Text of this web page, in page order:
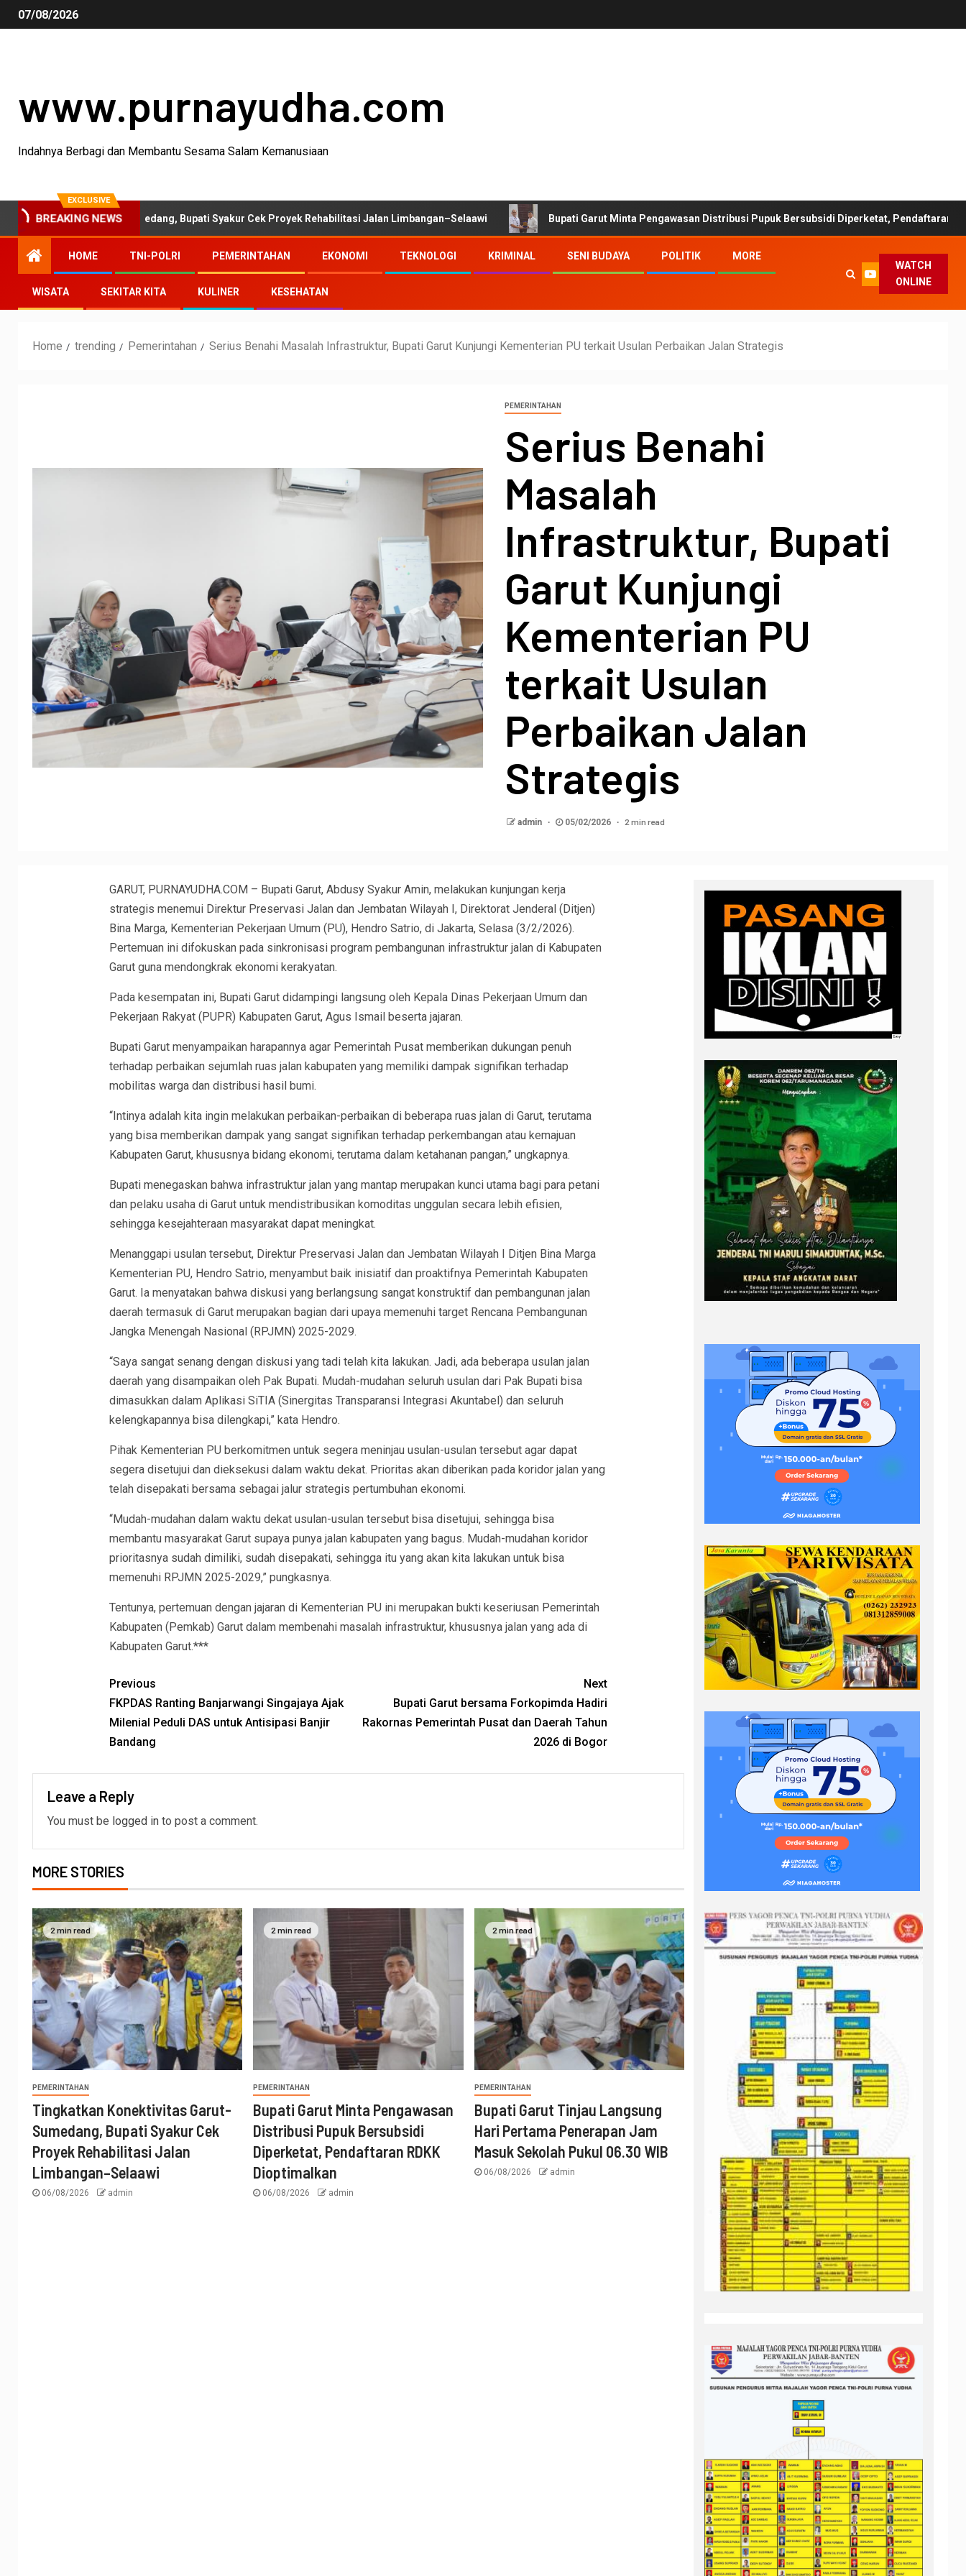
07/08/2026
www.purnayudha.com
Indahnya Berbagi dan Membantu Sesama Salam Kemanusiaan
EXCLUSIVE
BREAKING NEWS
Garut-Sumedang, Bupati Syakur Cek Proyek Rehabilitasi Jalan Limbangan–Selaawi Bupati Garut Minta Pengawasan Distribusi Pupuk Bersubsidi Diperketat, Pendaftaran RDKK
HOME TNI-POLRI PEMERINTAHAN EKONOMI TEKNOLOGI KRIMINAL SENI BUDAYA POLITIK MORE
WISATA SEKITAR KITA KULINER KESEHATAN
WATCH
ONLINE
Home trending Pemerintahan Serius Benahi Masalah Infrastruktur, Bupati Garut Kunjungi Kementerian PU terkait Usulan Perbaikan Jalan Strategis
PEMERINTAHAN
Serius Benahi
Masalah
Infrastruktur, Bupati
Garut Kunjungi
Kementerian PU
terkait Usulan
Perbaikan Jalan
Strategis
admin 05/02/2026 2 min read
GARUT, PURNAYUDHA.COM – Bupati Garut, Abdusy Syakur Amin, melakukan kunjungan kerja
strategis menemui Direktur Preservasi Jalan dan Jembatan Wilayah I, Direktorat Jenderal (Ditjen)
Bina Marga, Kementerian Pekerjaan Umum (PU), Hendro Satrio, di Jakarta, Selasa (3/2/2026).
Pertemuan ini difokuskan pada sinkronisasi program pembangunan infrastruktur jalan di Kabupaten
Garut guna mendongkrak ekonomi kerakyatan.
Pada kesempatan ini, Bupati Garut didampingi langsung oleh Kepala Dinas Pekerjaan Umum dan
Pekerjaan Rakyat (PUPR) Kabupaten Garut, Agus Ismail beserta jajaran.
Bupati Garut menyampaikan harapannya agar Pemerintah Pusat memberikan dukungan penuh
terhadap perbaikan sejumlah ruas jalan kabupaten yang memiliki dampak signifikan terhadap
mobilitas warga dan distribusi hasil bumi.
“Intinya adalah kita ingin melakukan perbaikan-perbaikan di beberapa ruas jalan di Garut, terutama
yang bisa memberikan dampak yang sangat signifikan terhadap perkembangan atau kemajuan
Kabupaten Garut, khususnya bidang ekonomi, terutama dalam ketahanan pangan,” ungkapnya.
Bupati menegaskan bahwa infrastruktur jalan yang mantap merupakan kunci utama bagi para petani
dan pelaku usaha di Garut untuk mendistribusikan komoditas unggulan secara lebih efisien,
sehingga kesejahteraan masyarakat dapat meningkat.
Menanggapi usulan tersebut, Direktur Preservasi Jalan dan Jembatan Wilayah I Ditjen Bina Marga
Kementerian PU, Hendro Satrio, menyambut baik inisiatif dan proaktifnya Pemerintah Kabupaten
Garut. Ia menyatakan bahwa diskusi yang berlangsung sangat konstruktif dan pembangunan jalan
daerah termasuk di Garut merupakan bagian dari upaya memenuhi target Rencana Pembangunan
Jangka Menengah Nasional (RPJMN) 2025-2029.
“Saya sangat senang dengan diskusi yang tadi telah kita lakukan. Jadi, ada beberapa usulan jalan
daerah yang disampaikan oleh Pak Bupati. Mudah-mudahan seluruh usulan dari Pak Bupati bisa
dimasukkan dalam Aplikasi SiTIA (Sinergitas Transparansi Integrasi Akuntabel) dan seluruh
kelengkapannya bisa dilengkapi,” kata Hendro.
Pihak Kementerian PU berkomitmen untuk segera meninjau usulan-usulan tersebut agar dapat
segera disetujui dan dieksekusi dalam waktu dekat. Prioritas akan diberikan pada koridor jalan yang
telah disepakati bersama sebagai jalur strategis pertumbuhan ekonomi.
“Mudah-mudahan dalam waktu dekat usulan-usulan tersebut bisa disetujui, sehingga bisa
membantu masyarakat Garut supaya punya jalan kabupaten yang bagus. Mudah-mudahan koridor
prioritasnya sudah dimiliki, sudah disepakati, sehingga itu yang akan kita lakukan untuk bisa
memenuhi RPJMN 2025-2029,” pungkasnya.
Tentunya, pertemuan dengan jajaran di Kementerian PU ini merupakan bukti keseriusan Pemerintah
Kabupaten (Pemkab) Garut dalam membenahi masalah infrastruktur, khususnya jalan yang ada di
Kabupaten Garut.***
Previous
FKPDAS Ranting Banjarwangi Singajaya Ajak
Milenial Peduli DAS untuk Antisipasi Banjir
Bandang
Next
Bupati Garut bersama Forkopimda Hadiri
Rakornas Pemerintah Pusat dan Daerah Tahun
2026 di Bogor
Leave a Reply
You must be logged in to post a comment.
MORE STORIES
2 min read
PEMERINTAHAN
Tingkatkan Konektivitas Garut-
Sumedang, Bupati Syakur Cek
Proyek Rehabilitasi Jalan
Limbangan–Selaawi
06/08/2026 admin
2 min read
PEMERINTAHAN
Bupati Garut Minta Pengawasan
Distribusi Pupuk Bersubsidi
Diperketat, Pendaftaran RDKK
Dioptimalkan
06/08/2026 admin
2 min read
PEMERINTAHAN
Bupati Garut Tinjau Langsung
Hari Pertama Penerapan Jam
Masuk Sekolah Pukul 06.30 WIB
06/08/2026 admin